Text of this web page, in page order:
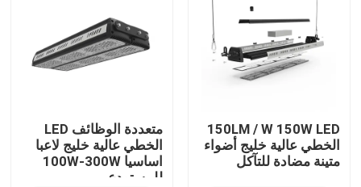
معلومات عنا
رقابة جودة
150LM / W 150W LED
الخطي عالية خليج أضواء
متينة مضادة للتآكل
متعددة الوظائف LED
الخطي عالية خليج لاعبا
اساسيا 100W-300W
للمستودع